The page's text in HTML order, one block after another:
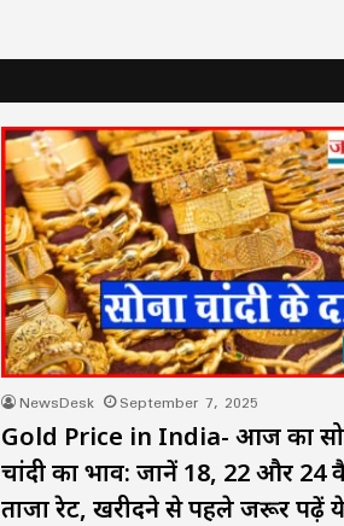
NewsDesk September 7, 2025
Gold Price in India- आज का
चांदी का भाव: जानें 18, 22 और 24
ताजा रेट, खरीदने से पहले जरूर पढ़ें